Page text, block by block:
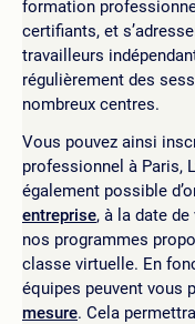
formation
certifiants, et
travailleurs
régulièrement des
nombreux centres.
Vous pouvez ainsi
professionnel à Paris,
également possible
entreprise, à la date
nos programmes
classe virtuelle. En
équipes peuvent vous
mesure. Cela